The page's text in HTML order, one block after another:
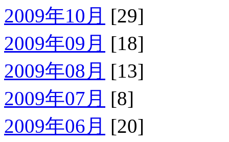
2009年10月 [29]
2009年09月 [18]
2009年08月 [13]
2009年07月 [8]
2009年06月 [20]